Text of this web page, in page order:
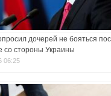
дочерей не бояться
со стороны Украины
06:25